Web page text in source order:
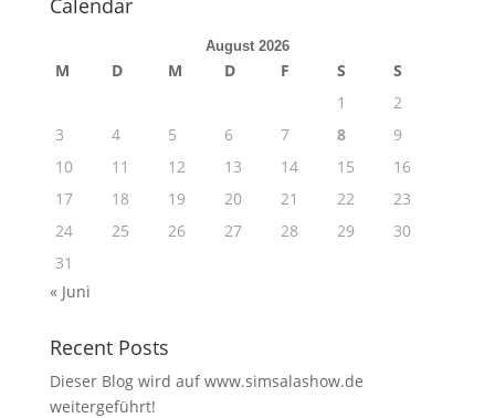
Calendar
August 2026
M D M D F S
S
1
2
3
4 5 6 7 8
9
10
11 12 13 14 15
16
17
18 19 20 21 22
23
24
25 26 27 28 29
30
31
« Juni
Recent Posts
Dieser Blog wird auf www.simsalashow.de
weitergeführt!